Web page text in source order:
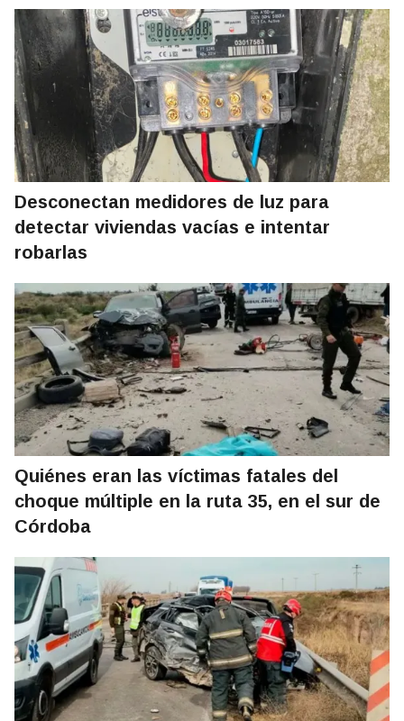
Desconectan medidores de luz para
detectar viviendas vacías e intentar
robarlas
Quiénes eran las víctimas fatales del
choque múltiple en la ruta 35, en el sur de
Córdoba